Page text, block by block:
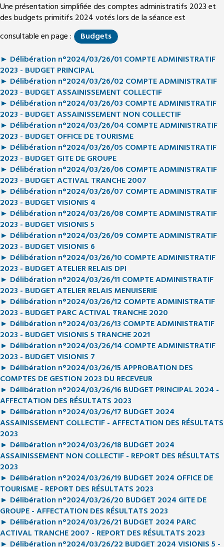
Une présentation simplifiée des comptes administratifs 2023 et
des budgets primitifs 2024 votés lors de la séance est
consultable en page :
Budgets
► Délibération n°2024/03/26/01 COMPTE ADMINISTRATIF
2023 - BUDGET PRINCIPAL
► Délibération n°2024/03/26/02 COMPTE ADMINISTRATIF
2023 - BUDGET ASSAINISSEMENT COLLECTIF
► Délibération n°2024/03/26/03 COMPTE ADMINISTRATIF
2023 - BUDGET ASSAINISSEMENT NON COLLECTIF
► Délibération n°2024/03/26/04 COMPTE ADMINISTRATIF
2023 - BUDGET OFFICE DE TOURISME
► Délibération n°2024/03/26/05 COMPTE ADMINISTRATIF
2023 - BUDGET GITE DE GROUPE
► Délibération n°2024/03/26/06 COMPTE ADMINISTRATIF
2023 - BUDGET ACTIVAL TRANCHE 2007
► Délibération n°2024/03/26/07 COMPTE ADMINISTRATIF
2023 - BUDGET VISIONIS 4
► Délibération n°2024/03/26/08 COMPTE ADMINISTRATIF
2023 - BUDGET VISIONIS 5
► Délibération n°2024/03/26/09 COMPTE ADMINISTRATIF
2023 - BUDGET VISIONIS 6
► Délibération n°2024/03/26/10 COMPTE ADMINISTRATIF
2023 - BUDGET ATELIER RELAIS DPI
► Délibération n°2024/03/26/11 COMPTE ADMINISTRATIF
2023 - BUDGET ATELIER RELAIS MENUISERIE
► Délibération n°2024/03/26/12 COMPTE ADMINISTRATIF
2023 - BUDGET PARC ACTIVAL TRANCHE 2020
► Délibération n°2024/03/26/13 COMPTE ADMINISTRATIF
2023 - BUDGET VISIONIS 5 TRANCHE 2021
► Délibération n°2024/03/26/14 COMPTE ADMINISTRATIF
2023 - BUDGET VISIONIS 7
► Délibération n°2024/03/26/15 APPROBATION DES
COMPTES DE GESTION 2023 DU RECEVEUR
► Délibération n°2024/03/26/16 BUDGET PRINCIPAL 2024 -
AFFECTATION DES RÉSULTATS 2023
► Délibération n°2024/03/26/17 BUDGET 2024
ASSAINISSEMENT COLLECTIF - AFFECTATION DES RÉSULTATS
2023
► Délibération n°2024/03/26/18 BUDGET 2024
ASSAINISSEMENT NON COLLECTIF - REPORT DES RÉSULTATS
2023
► Délibération n°2024/03/26/19 BUDGET 2024 OFFICE DE
TOURISME - REPORT DES RÉSULTATS 2023
► Délibération n°2024/03/26/20 BUDGET 2024 GITE DE
GROUPE - AFFECTATION DES RÉSULTATS 2023
► Délibération n°2024/03/26/21 BUDGET 2024 PARC
ACTIVAL TRANCHE 2007 - REPORT DES RÉSULTATS 2023